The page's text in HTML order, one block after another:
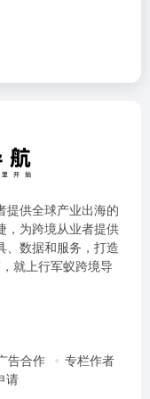
提供全球产业出海的
，为跨境从业者提供
、数据和服务，打造
就上行军蚁跨境导
告合作
专栏作者
请